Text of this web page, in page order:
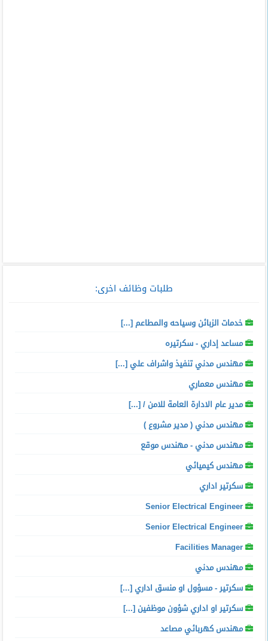
طلبات وظائف اخرى:
خدمات الزبائن وسياحه والمطاعم [...]
مساعد إداري - سكرتيره
مهندس مدني تنفيذ واشراف علي [...]
مهندس معماري
مدير عام الادارة العامة للامن / [...]
مهندس مدني ( مدير مشروع )
مهندس مدني - مهندس موقع
مهندس كيميائي
سكرتير اداري
Senior Electrical Engineer
Senior Electrical Engineer
Facilities Manager
مهندس مدني
سكرتير - مسؤول او منسق اداري [...]
سكرتير او اداري شؤون موظفين [...]
مهندس كهربائي مصاعد